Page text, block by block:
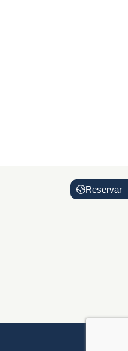
Reservar